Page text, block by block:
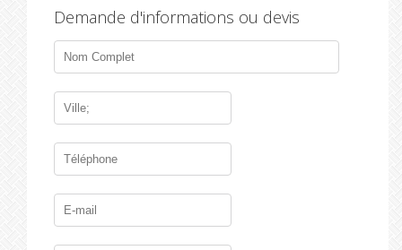
Demande d'informations ou devis